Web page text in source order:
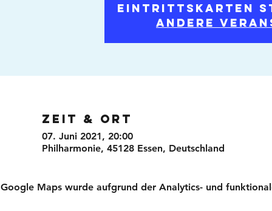
Eintrittskarten
Andere
Zeit & Ort
07. Juni 2021, 20:00
Philharmonie, 45128 Essen, Deutschland
Google Maps wurde aufgrund der Analytics- und